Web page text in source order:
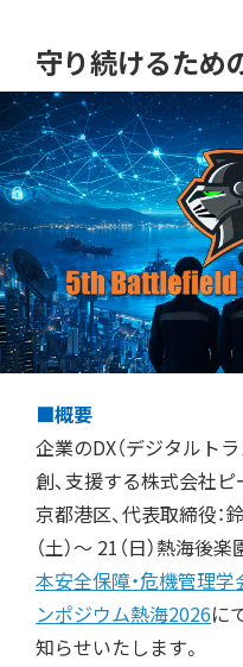
守り続けるため
■概要
企業のDX（デジタルト
創、支援する株式会社ピ
京都港区、代表取締役：
（土）～ 21（日）熱海後
本安全保障・危機管理学
ンポジウム熱海2026に
知らせいたします。